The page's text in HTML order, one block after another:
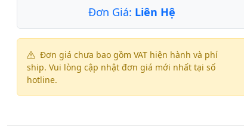
Đơn Giá: Liên Hệ
Đơn giá chưa bao gồm VAT hiện hành và phí
ship. Vui lòng cập nhật đơn giá mới nhất tại số
hotline.